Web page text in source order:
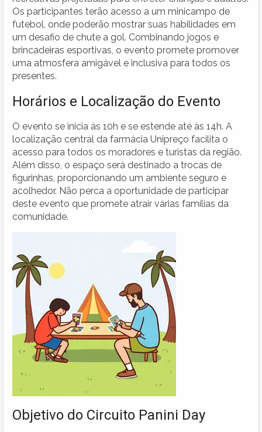
Os participantes terão acesso a um minicampo de
futebol, onde poderão mostrar suas habilidades em
um desafio de chute a gol. Combinando jogos e
brincadeiras esportivas, o evento promete promover
uma atmosfera amigável e inclusiva para todos os
presentes.
Horários e Localização do Evento
O evento se inicia às 10h e se estende até às 14h. A
localização central da farmácia Unipreço facilita o
acesso para todos os moradores e turistas da região.
Além disso, o espaço será destinado a trocas de
figurinhas, proporcionando um ambiente seguro e
acolhedor. Não perca a oportunidade de participar
deste evento que promete atrair várias famílias da
comunidade.
Objetivo do Circuito Panini Day